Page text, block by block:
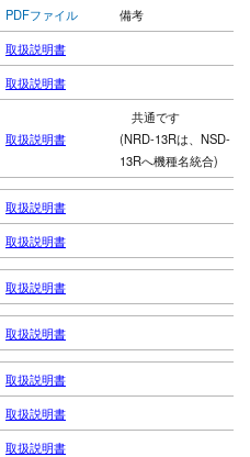
PDFファイル
備考
取扱説明書
取扱説明書
取扱説明書
共通です
(NRD-13Rは、NSD-
13Rへ機種名統合)
取扱説明書
取扱説明書
取扱説明書
取扱説明書
取扱説明書
取扱説明書
取扱説明書